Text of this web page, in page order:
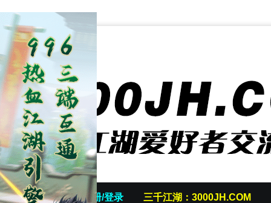
首页 发帖/注册/登录 三千江湖：3000JH.COM